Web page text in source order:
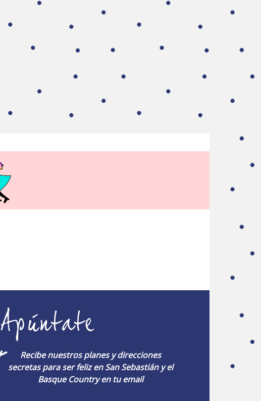
Apúntate
Recibe nuestros planes y direcciones
secretas para ser feliz en San Sebastián y el
Basque Country en tu email